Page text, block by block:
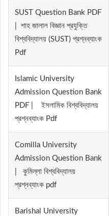
SUST Question Bank PDF
| শাহ জালাল বিজ্ঞান প্রযুক্তি
বিশ্ববিদ্যালয় (SUST) প্রশ্নব্যাংক
Pdf
Islamic University
Admission Question Bank
PDF | ইসলামিক বিশ্ববিদ্যালয়
প্রশ্নব্যাংক Pdf
Comilla University
Admission Question Bank
| কুমিল্লা বিশ্ববিদ্যালয়
প্রশ্নব্যাংক pdf
Barishal University